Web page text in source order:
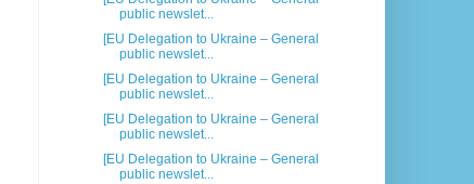
public newslet...
[EU Delegation to Ukraine – General
public newslet...
[EU Delegation to Ukraine – General
public newslet...
[EU Delegation to Ukraine – General
public newslet...
[EU Delegation to Ukraine – General
public newslet...